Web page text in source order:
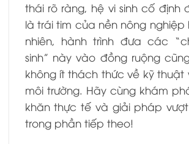
thái rõ ràng, hệ vi sinh cố định
là trái tim của nền nông nghiệp
nhiên, hành trình đưa các
sinh” này vào đồng ruộng
không ít thách thức về kỹ thuật
môi trường. Hãy cùng khám
khăn thực tế và giải pháp
trong phần tiếp theo!